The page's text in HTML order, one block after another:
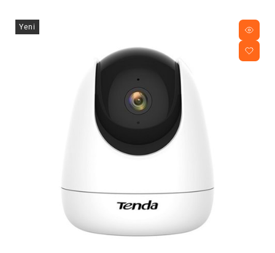
Yeni